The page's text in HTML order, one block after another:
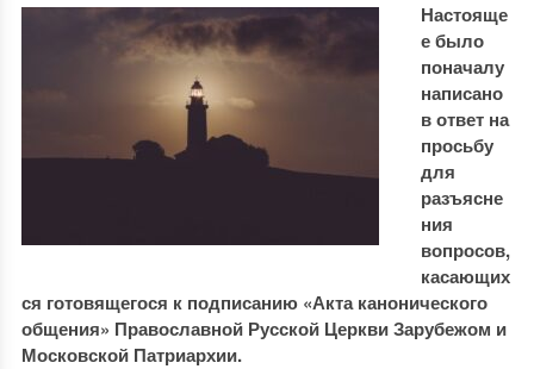
Настояще
е было
поначалу
написано
в ответ на
просьбу
для
разъясне
ния
вопросов,
касающих
ся готовящегося к подписанию «Акта канонического
общения» Православной Русской Церкви Зарубежом и
Московской Патриархии.